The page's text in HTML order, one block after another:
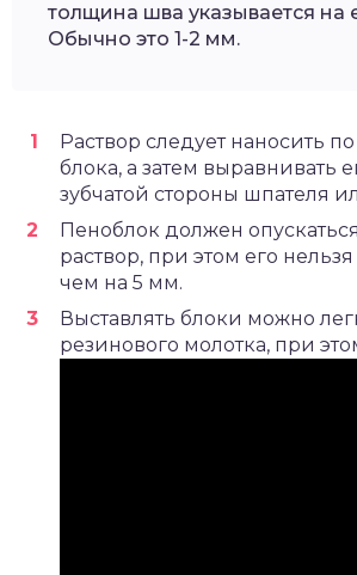
толщина шва указывается на
Обычно это 1-2 мм.
Раствор следует наносить
блока, а затем выравнивать
зубчатой стороны шпателя
Пеноблок должен
раствор, при этом его
чем на 5 мм.
Выставлять блоки можно
резинового молотка, при